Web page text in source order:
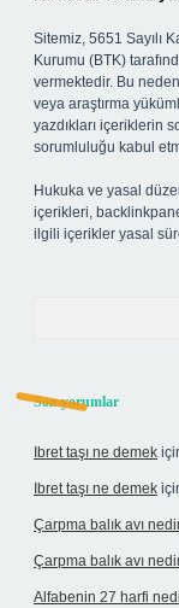
Sitemiz, 5651 Sayılı
Kurumu (BTK)
vermektedir. Bu
veya araştırma
yazdıkları içeriklerin
sorumluluğu kabul
Hukuka ve yasal
içerikleri,
ilgili içerikler yasal
Son yorumlar
Ibret taşı ne demek
Ibret taşı ne demek
Çarpma balık avı
Çarpma balık avı
Alfabenin 27 harfi